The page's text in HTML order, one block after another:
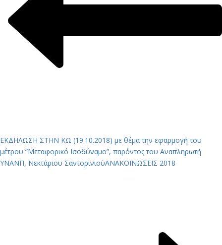
ΕΚΔΗΛΩΣΗ ΣΤΗΝ ΚΩ (19.10.2018) με θέμα την εφαρμογή του
μέτρου “Μεταφορικό Ισοδύναμο”, παρόντος του Αναπληρωτή
ΥΝΑΝΠ, Νεκτάριου ΣαντορινιούΑΝΑΚΟΙΝΩΣΕΙΣ 2018